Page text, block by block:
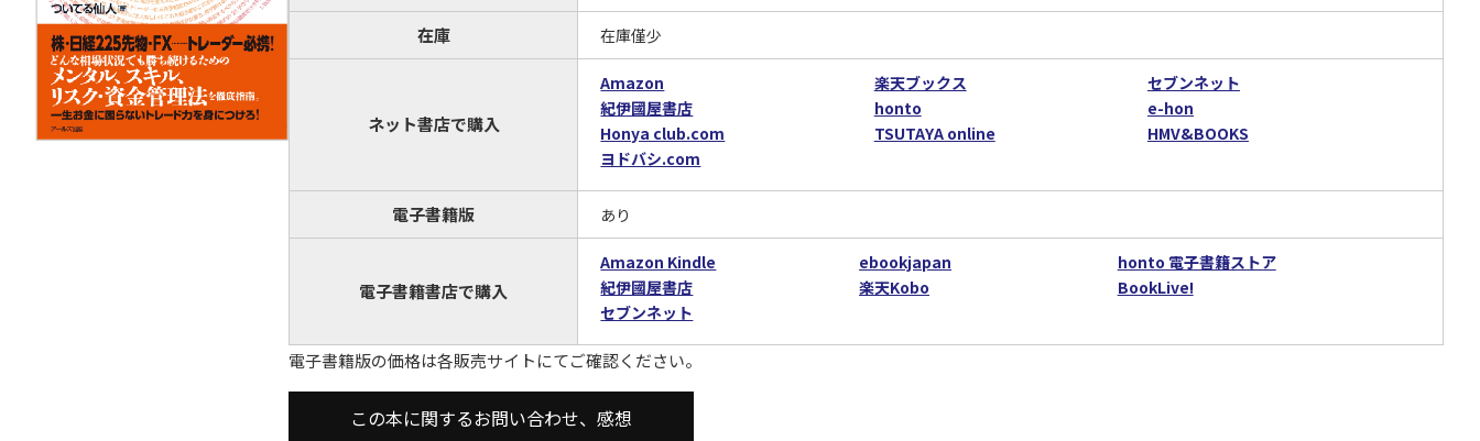
在庫 在庫僅少
ネット書店で購入
Amazon 楽天ブックス
セブンネット
紀伊國屋書店
honto
e-hon
Honya club.com
TSUTAYA online
HMV&BOOKS
ヨドバシ.com
電子書籍版 あり
電子書籍書店で購入
Amazon Kindle ebookjapan
honto 電子書籍ストア
紀伊國屋書店
楽天Kobo
BookLive!
セブンネット
電子書籍版の価格は各販売サイトにてご確認ください。
この本に関するお問い合わせ、感想